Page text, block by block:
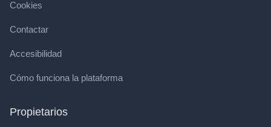
Cookies
Contactar
Accesibilidad
Cómo funciona la plataforma
Propietarios